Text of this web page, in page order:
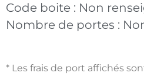
Code boite : Non
Nombre de portes :
* Les frais de port affichés